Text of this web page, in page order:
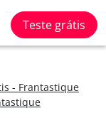
Teste grátis
- Frantastique